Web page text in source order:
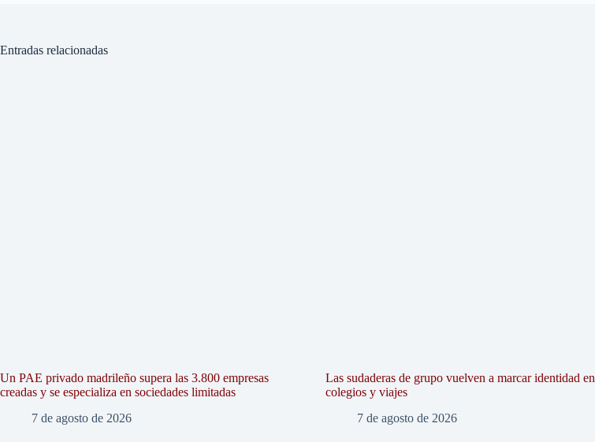
Entradas relacionadas
Un PAE privado madrileño supera las 3.800 empresas
creadas y se especializa en sociedades limitadas
7 de agosto de 2026
Las sudaderas de grupo vuelven a marcar identidad en
colegios y viajes
7 de agosto de 2026